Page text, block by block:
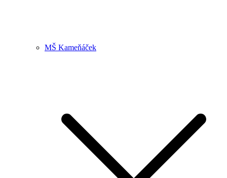
MŠ Kameňáček